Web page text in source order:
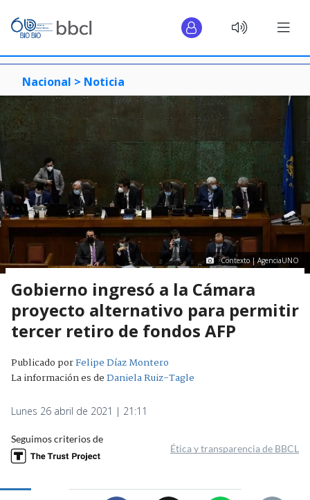
Nacional > Noticia
Contexto | AgenciaUNO
Gobierno ingresó a la Cámara
proyecto alternativo para permitir
tercer retiro de fondos AFP
Publicado porFelipe Díaz Montero
La información es deDaniela Ruiz-Tagle
Lunes 26 abril de 2021 | 21:11
Seguimos criterios de
Ética y transparencia de BBCL